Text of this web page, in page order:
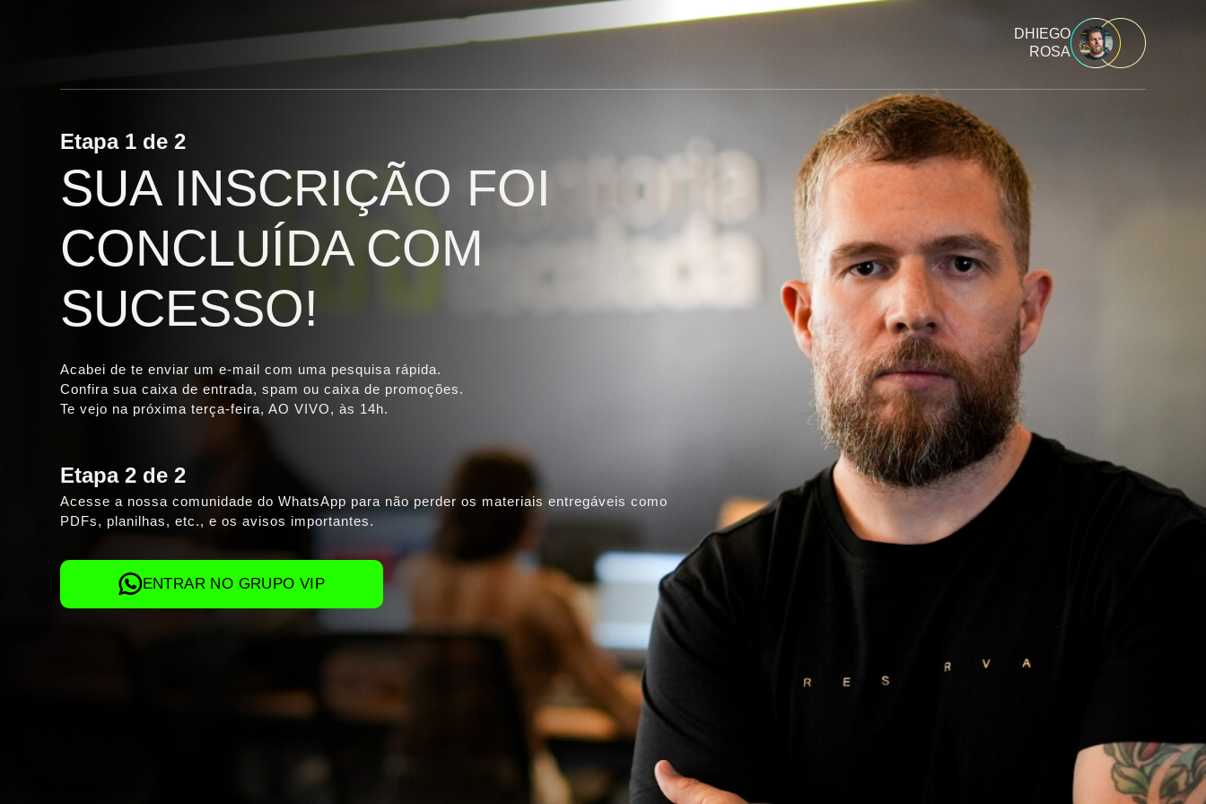
DHIEGO
ROSA
Etapa 1 de 2
SUA INSCRIÇÃO FOI
CONCLUÍDA COM
SUCESSO!
Acabei de te enviar um e-mail com uma pesquisa rápida.
Confira sua caixa de entrada, spam ou caixa de promoções.
Te vejo na próxima terça-feira,AO VIVO, às 14h.
Etapa 2 de 2
Acesse a nossa comunidade do WhatsApp para não perder os materiais entregáveis como
PDFs, planilhas, etc., e os avisos importantes.
ENTRAR NO GRUPO VIP